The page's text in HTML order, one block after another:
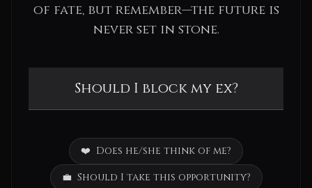
of fate, but remember—the future is
never set in stone.
❤️ Does he/she think of me?
💼 Should I take this opportunity?